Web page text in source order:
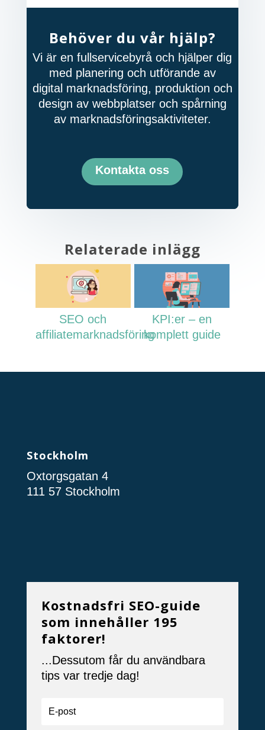
Behöver du vår hjälp?
Vi är en fullservicebyrå och hjälper dig
med planering och utförande av
digital marknadsföring, produktion och
design av webbplatser och spårning
av marknadsföringsaktiviteter.
Kontakta oss
Relaterade inlägg
SEO och
affiliatemarknadsföring
KPI:er – en
komplett guide
Stockholm
Oxtorgsgatan 4
111 57 Stockholm
Kostnadsfri SEO-guide
som innehåller 195
faktorer!
...Dessutom får du användbara
tips var tredje dag!